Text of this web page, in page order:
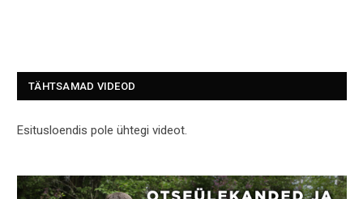
TÄHTSAMAD VIDEOD
Esitusloendis pole ühtegi videot.